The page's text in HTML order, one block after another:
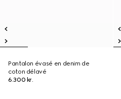
Pantalon évasé en denim de
coton délavé
6.300 kr.